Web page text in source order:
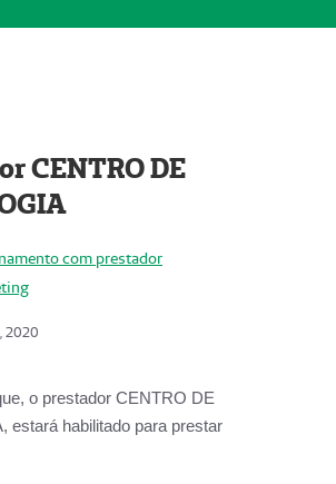
CENTRO DE
com prestador
2020
o prestador CENTRO DE
estará habilitado para prestar